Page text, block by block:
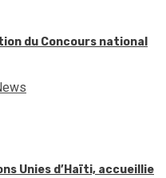
du Concours national
Unies d’Haïti, accueillie